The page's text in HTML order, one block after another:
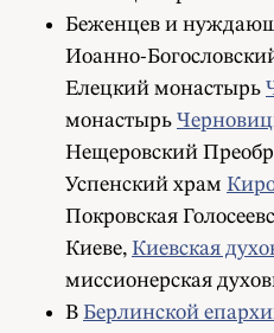
Беженцев и
Иоанно-
Елецкий монастырь
монастырь
Нещеровский
Успенский храм
Покровская
Киеве, Киевская
миссионерская
В Берлинской